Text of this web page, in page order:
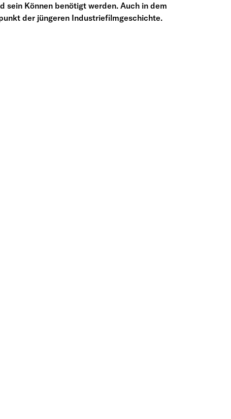
sein Können benötigt werden. Auch in dem
der jüngeren Industriefilmgeschichte.